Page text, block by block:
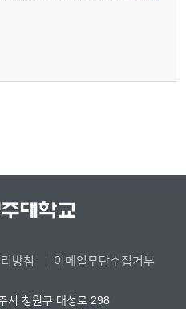
방침 이메일무단수집거부
시 청원구 대성로 298